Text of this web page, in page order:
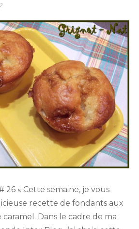
26 « Cette semaine, je vous
recette de fondants aux
Dans le cadre de ma